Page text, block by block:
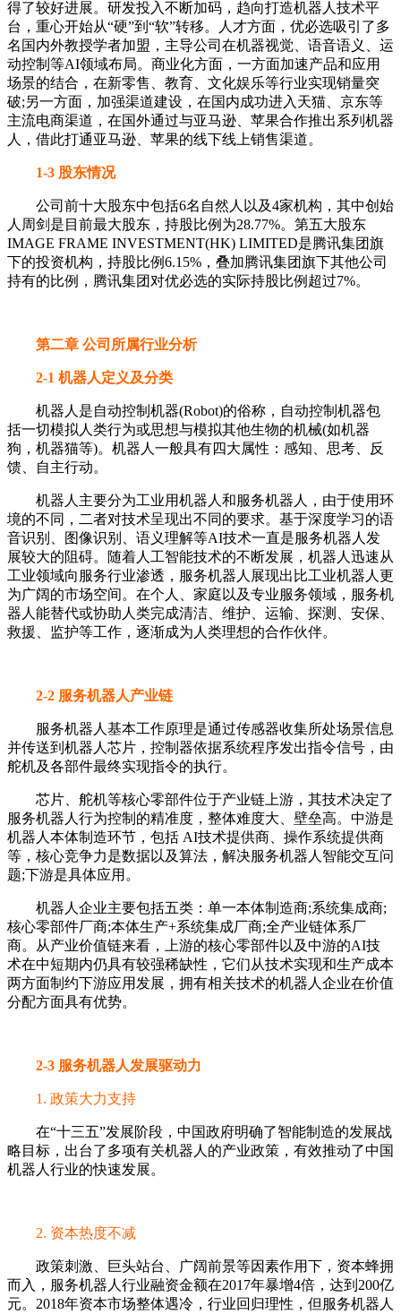
得了较好进展。研发投入不断加码，趋向打造机器人技术平
台，重心开始从“硬”到“软”转移。人才方面，优必选吸引了多
名国内外教授学者加盟，主导公司在机器视觉、语音语义、运
动控制等AI领域布局。商业化方面，一方面加速产品和应用
场景的结合，在新零售、教育、文化娱乐等行业实现销量突
破;另一方面，加强渠道建设，在国内成功进入天猫、京东等
主流电商渠道，在国外通过与亚马逊、苹果合作推出系列机器
人，借此打通亚马逊、苹果的线下线上销售渠道。
1-3 股东情况
公司前十大股东中包括6名自然人以及4家机构，其中创始
人周剑是目前最大股东，持股比例为28.77%。第五大股东
IMAGE FRAME INVESTMENT(HK) LIMITED是腾讯集团旗
下的投资机构，持股比例6.15%，叠加腾讯集团旗下其他公司
持有的比例，腾讯集团对优必选的实际持股比例超过7%。
第二章 公司所属行业分析
2-1 机器人定义及分类
机器人是自动控制机器(Robot)的俗称，自动控制机器包
括一切模拟人类行为或思想与模拟其他生物的机械(如机器
狗，机器猫等)。机器人一般具有四大属性：感知、思考、反
馈、自主行动。
机器人主要分为工业用机器人和服务机器人，由于使用环
境的不同，二者对技术呈现出不同的要求。基于深度学习的语
音识别、图像识别、语义理解等AI技术一直是服务机器人发
展较大的阻碍。随着人工智能技术的不断发展，机器人迅速从
工业领域向服务行业渗透，服务机器人展现出比工业机器人更
为广阔的市场空间。在个人、家庭以及专业服务领域，服务机
器人能替代或协助人类完成清洁、维护、运输、探测、安保、
救援、监护等工作，逐渐成为人类理想的合作伙伴。
2-2 服务机器人产业链
服务机器人基本工作原理是通过传感器收集所处场景信息
并传送到机器人芯片，控制器依据系统程序发出指令信号，由
舵机及各部件最终实现指令的执行。
芯片、舵机等核心零部件位于产业链上游，其技术决定了
服务机器人行为控制的精准度，整体难度大、壁垒高。中游是
机器人本体制造环节，包括 AI技术提供商、操作系统提供商
等，核心竞争力是数据以及算法，解决服务机器人智能交互问
题;下游是具体应用。
机器人企业主要包括五类：单一本体制造商;系统集成商;
核心零部件厂商;本体生产+系统集成厂商;全产业链体系厂
商。从产业价值链来看，上游的核心零部件以及中游的AI技
术在中短期内仍具有较强稀缺性，它们从技术实现和生产成本
两方面制约下游应用发展，拥有相关技术的机器人企业在价值
分配方面具有优势。
2-3 服务机器人发展驱动力
1. 政策大力支持
在“十三五”发展阶段，中国政府明确了智能制造的发展战
略目标，出台了多项有关机器人的产业政策，有效推动了中国
机器人行业的快速发展。
2. 资本热度不减
政策刺激、巨头站台、广阔前景等因素作用下，资本蜂拥
而入，服务机器人行业融资金额在2017年暴增4倍，达到200亿
元。2018年资本市场整体遇冷，行业回归理性，但服务机器人